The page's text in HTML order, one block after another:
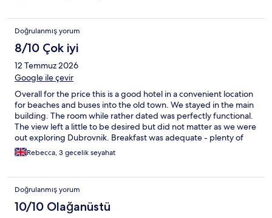
Doğrulanmış yorum
8/10 Çok iyi
12 Temmuz 2026
Google ile çevir
Overall for the price this is a good hotel in a convenient location
for beaches and buses into the old town. We stayed in the main
building. The room while rather dated was perfectly functional.
The view left a little to be desired but did not matter as we were
out exploring Dubrovnik. Breakfast was adequate - plenty of
food both hot and cold - only improvement would be
decaffeinated tea/coffee! The pool was lovely with lots of space
pool was amazing. Overall a good stay for money.
Rebecca, 3 gecelik seyahat
Doğrulanmış yorum
10/10 Olağanüstü